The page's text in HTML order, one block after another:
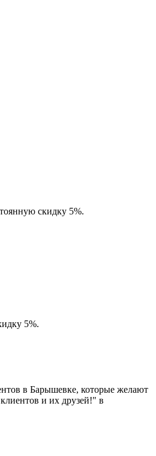
скидку 5%.
5%.
в Барышевке, которые желают
и их друзей!" в